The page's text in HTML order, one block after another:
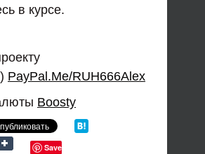
в курсе.
PayPal.Me/RUH666Alex
Boosty
Save